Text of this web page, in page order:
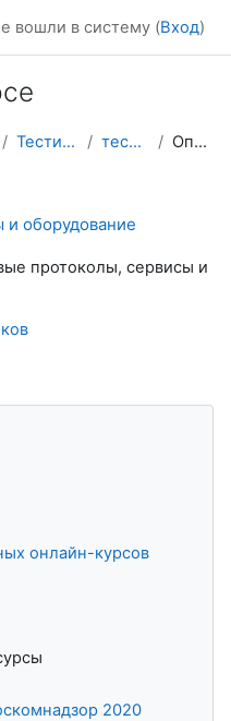
вошли в систему (Вход)
Тестирования тест - спсо Описание
оборудование
протоколы, сервисы и
онлайн-курсов
2020